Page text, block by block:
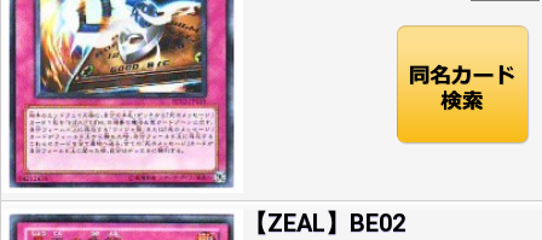
【ZEAL】BE02